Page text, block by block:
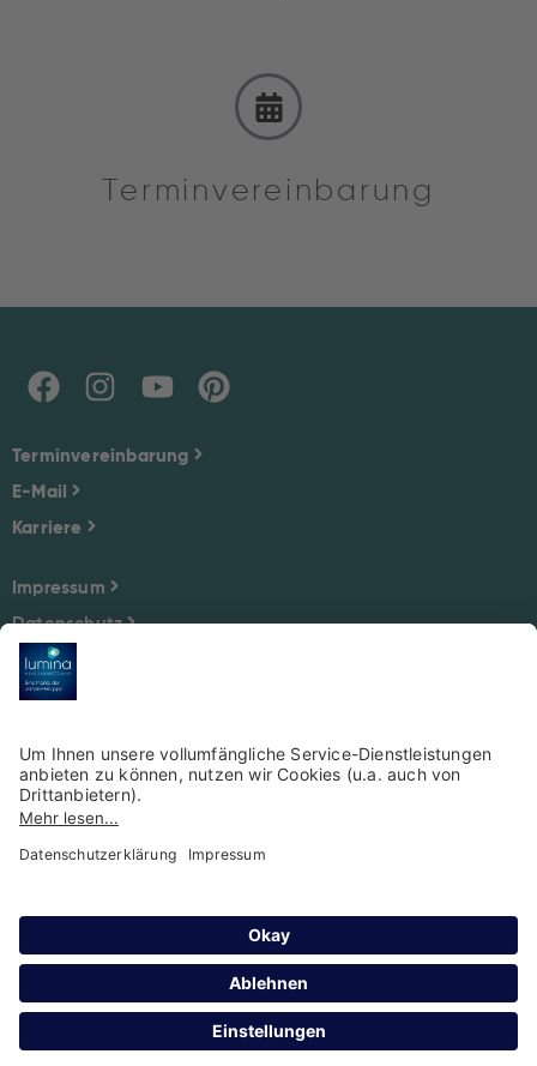
Terminvereinbarung
Terminvereinbarung
E-Mail
Karriere
Impressum
Datenschutz
Cookie-Einstellungen